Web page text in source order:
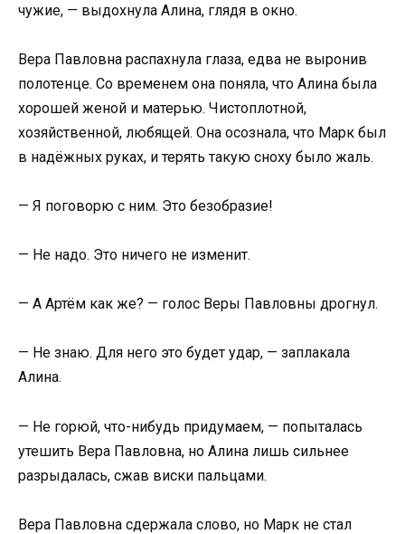
чужие, — выдохнула Алина, глядя в окно.
Вера Павловна распахнула глаза, едва не выронив
полотенце. Со временем она поняла, что Алина была
хорошей женой и матерью. Чистоплотной,
хозяйственной, любящей. Она осознала, что Марк был
в надёжных руках, и терять такую сноху было жаль.
— Я поговорю с ним. Это безобразие!
— Не надо. Это ничего не изменит.
— А Артём как же? — голос Веры Павловны дрогнул.
— Не знаю. Для него это будет удар, — заплакала
Алина.
— Не горюй, что-нибудь придумаем, — попыталась
утешить Вера Павловна, но Алина лишь сильнее
разрыдалась, сжав виски пальцами.
Вера Павловна сдержала слово, но Марк не стал